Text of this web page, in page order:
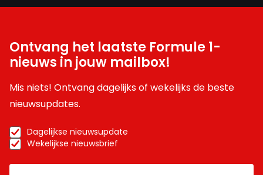
Ontvang het laatste Formule 1-
nieuws in jouw mailbox!
Mis niets! Ontvang dagelijks of wekelijks de beste
nieuwsupdates.
Dagelijkse nieuwsupdate
Wekelijkse nieuwsbrief